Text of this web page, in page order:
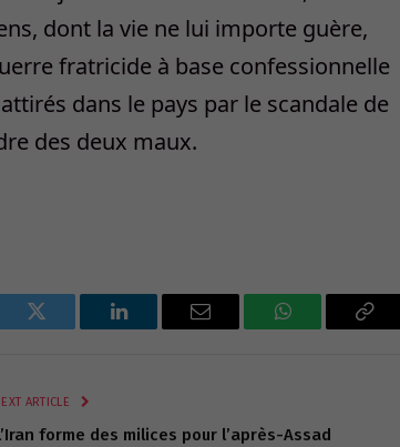
dont la vie ne lui importe guère,
fratricide à base confessionnelle
dans le pays par le scandale de
des deux maux.
Twitter LinkedIn Email WhatsApp
ARTICLE
forme des milices pour l’après-Assad